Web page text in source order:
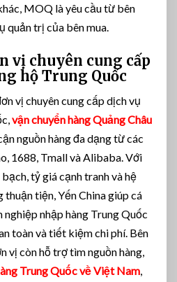
MOQ là yêu cầu từ bên
quản trị của bên mua.
vị chuyên cung cấp
hộ Trung Quốc
vị chuyên cung cấp dịch vụ
vận chuyển hàng Quảng Châu
nguồn hàng đa dạng từ các
1688, Tmall và Alibaba. Với
tỷ giá cạnh tranh và hệ
thuận tiện, Yến China giúp cá
nghiệp nhập hàng Trung Quốc
toàn và tiết kiệm chi phí. Bên
vị còn hỗ trợ tìm nguồn hàng,
Trung Quốc về Việt Nam,